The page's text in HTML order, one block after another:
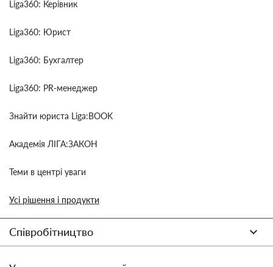
Liga360: Керівник
Liga360: Юрист
Liga360: Бухгалтер
Liga360: PR-менеджер
Знайти юриста Liga:BOOK
Академія ЛІГА:ЗАКОН
Теми в центрі уваги
Усі рішення і продукти
Співробітництво